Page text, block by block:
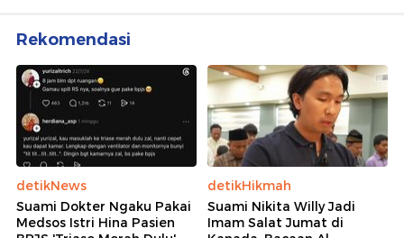
Rekomendasi
detikNews
Suami Dokter Ngaku Pakai
Medsos Istri Hina Pasien
detikHikmah
Suami Nikita Willy Jadi
Imam Salat Jumat di